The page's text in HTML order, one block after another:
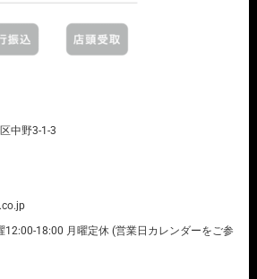
中野3-1-3
18:00 月曜定休 (営業日カレンダーをご参